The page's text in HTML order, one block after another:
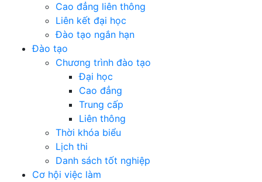
Cao đẳng liên thông
Liên kết đại học
Đào tạo ngắn hạn
Đào tạo
Chương trình đào tạo
Đại học
Cao đẳng
Trung cấp
Liên thông
Thời khóa biểu
Lịch thi
Danh sách tốt nghiệp
Cơ hội việc làm